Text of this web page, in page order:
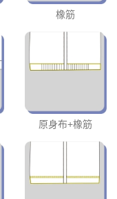
橡筋
原身布+橡筋